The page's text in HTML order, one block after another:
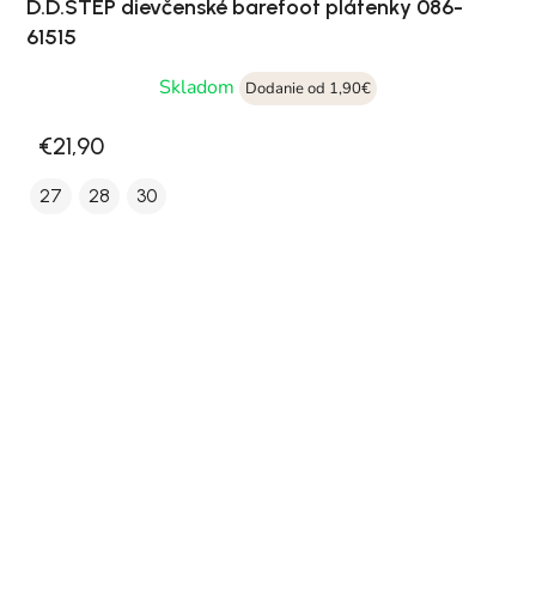
D.D.STEP dievčenské barefoot plátenky 086-
61515
Skladom
Dodanie od 1,90€
€21,90
27 28 30